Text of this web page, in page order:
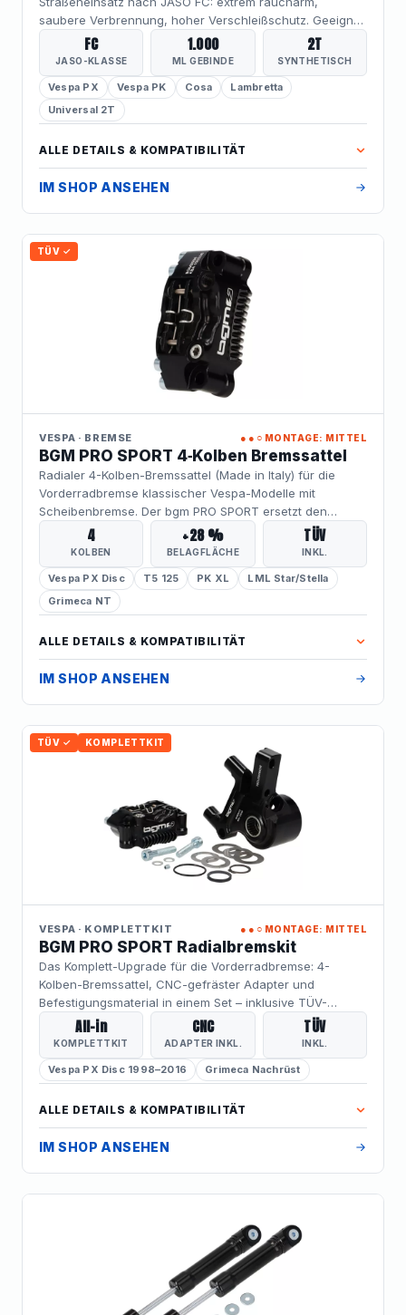
saubere Verbrennung, hoher Verschleißschutz. Geeignet
für Selbstmischer, Getrenntschmierung per Ölpumpe und
Einspritzsysteme – die Alltagsempfehlung für luftgekühlte
Vespa- und Lambretta-Motoren. Für Rennmotoren mit
maximaler thermischer Belastung gibt es das
vollsynthetische
FC
JASO-KLASSE
1.000
ML GEBINDE
2T
SYNTHETISCH
Vespa PX Vespa PK Cosa
Lambretta
Universal 2T
ALLE DETAILS & KOMPATIBILITÄT
IM SHOP ANSEHEN
TÜV ✓
VESPA · BREMSE ●●○ MONTAGE: MITTEL
BGM PRO SPORT 4‑Kolben Bremssattel
Radialer 4-Kolben-Bremssattel (Made in Italy) für die
Vorderradbremse klassischer Vespa-Modelle mit
Scheibenbremse. Der bgm PRO SPORT ersetzt den
serienmäßigen Sattel, bietet rund 28 % mehr Belagfläche
und damit deutlich mehr Bremskraft bei besser
dosierbarem Bremsverhalten. Ein TÜV-Teilegutachten
liegt bei – legal und kraftvoll. Für die Montage wird ein
CNC-Adapter benötigt (separat oder im Komplettkit).
4
KOLBEN
+28 %
BELAGFLÄCHE
TÜV
INKL.
Vespa PX Disc T5 125 PK XL
LML Star/Stella
Grimeca NT
ALLE DETAILS & KOMPATIBILITÄT
IM SHOP ANSEHEN
TÜV ✓ KOMPLETTKIT
VESPA · KOMPLETTKIT ●●○ MONTAGE: MITTEL
BGM PRO SPORT Radialbremskit
Das Komplett-Upgrade für die Vorderradbremse: 4-
Kolben-Bremssattel, CNC-gefräster Adapter und
Befestigungsmaterial in einem Set – inklusive TÜV-
Teilegutachten. Im Vergleich zum Einzelkauf entfällt die
separate Adapter-Beschaffung, was den Umbau
vereinfacht und Kompatibilitätsprobleme ausschließt. Für
Vespa PX Disc (1998–2016) und Grimeca-Nachrüst-
All-in
KOMPLETTKIT
CNC
ADAPTER INKL.
TÜV
INKL.
Vespa PX Disc 1998–2016 Grimeca Nachrüst
ALLE DETAILS & KOMPATIBILITÄT
IM SHOP ANSEHEN